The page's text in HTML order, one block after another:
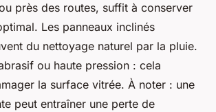
près des routes, suffit à conserver
Les panneaux inclinés
du nettoyage naturel par la pluie.
ou haute pression : cela
la surface vitrée. À noter : une
peut entraîner une perte de